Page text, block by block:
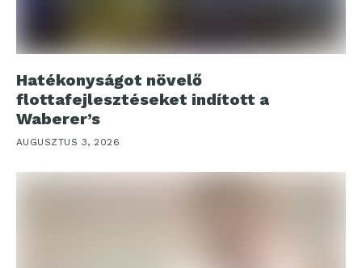
Hatékonyságot növelő
flottafejlesztéseket indított a
Waberer’s
AUGUSZTUS 3, 2026